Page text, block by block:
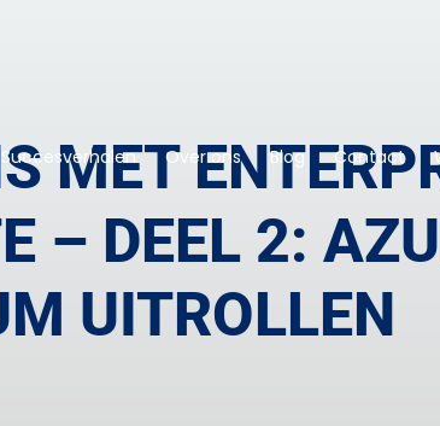
Succesverhalen Over ons Blog Contact
MET
– DEEL 2:
UITROLLEN